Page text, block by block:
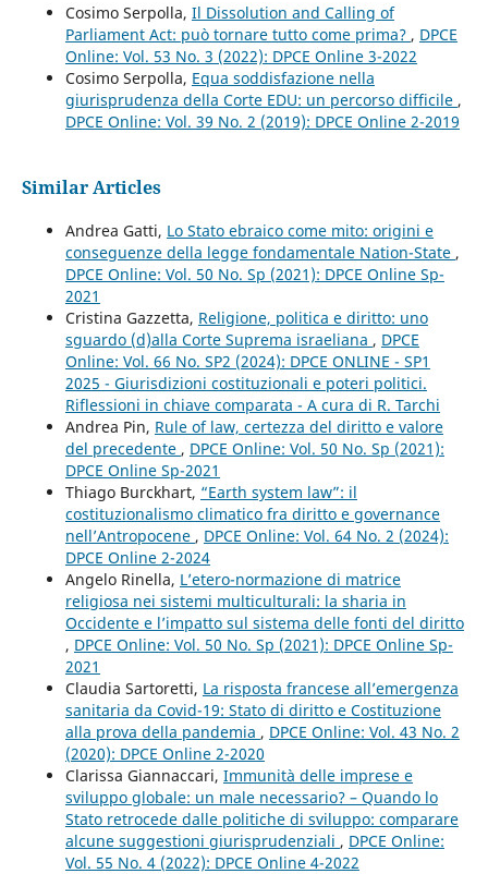
Cosimo Serpolla, Il Dissolution and Calling of
Parliament Act: può tornare tutto come prima? , DPCE
Online: Vol. 53 No. 3 (2022): DPCE Online 3-2022
Cosimo Serpolla, Equa soddisfazione nella
giurisprudenza della Corte EDU: un percorso difficile ,
DPCE Online: Vol. 39 No. 2 (2019): DPCE Online 2-2019
Similar Articles
Andrea Gatti, Lo Stato ebraico come mito: origini e
conseguenze della legge fondamentale Nation-State ,
DPCE Online: Vol. 50 No. Sp (2021): DPCE Online Sp-
2021
Cristina Gazzetta, Religione, politica e diritto: uno
sguardo (d)alla Corte Suprema israeliana , DPCE
Online: Vol. 66 No. SP2 (2024): DPCE ONLINE - SP1
2025 - Giurisdizioni costituzionali e poteri politici.
Riflessioni in chiave comparata - A cura di R. Tarchi
Andrea Pin, Rule of law, certezza del diritto e valore
del precedente , DPCE Online: Vol. 50 No. Sp (2021):
DPCE Online Sp-2021
Thiago Burckhart, “Earth system law”: il
costituzionalismo climatico fra diritto e governance
nell’Antropocene , DPCE Online: Vol. 64 No. 2 (2024):
DPCE Online 2-2024
Angelo Rinella, L’etero-normazione di matrice
religiosa nei sistemi multiculturali: la sharia in
Occidente e l’impatto sul sistema delle fonti del diritto
, DPCE Online: Vol. 50 No. Sp (2021): DPCE Online Sp-
2021
Claudia Sartoretti, La risposta francese all’emergenza
sanitaria da Covid-19: Stato di diritto e Costituzione
alla prova della pandemia , DPCE Online: Vol. 43 No. 2
(2020): DPCE Online 2-2020
Clarissa Giannaccari, Immunità delle imprese e
sviluppo globale: un male necessario? – Quando lo
Stato retrocede dalle politiche di sviluppo: comparare
alcune suggestioni giurisprudenziali , DPCE Online:
Vol. 55 No. 4 (2022): DPCE Online 4-2022